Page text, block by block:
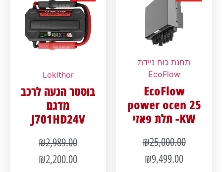
תחנת כוח ניידת
EcoFlow
EcoFlow
power ocen 25
KW- תלת פאזי
₪25,000.00
₪9,499.00
Lokithor
בוסטר הנעה לרכב
מדגם
J701HD24V
₪2,989.00
₪2,200.00